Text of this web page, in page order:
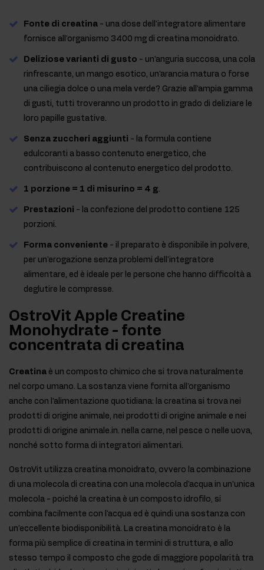
Fonte di creatina - una dose dell'integratore alimentare
fornisce all'organismo 3400 mg di creatina monoidrato.
Deliziose varianti di gusto - un'anguria succosa, una cola
rinfrescante, un mango esotico, un'arancia matura o forse
una ciliegia dolce o una mela verde? Grazie all'ampia gamma
di gusti, tutti troveranno un prodotto in grado di deliziare le
loro papille gustative.
Senza zuccheri aggiunti - la formula contiene
edulcoranti a basso contenuto energetico, che
contribuiscono al contenuto energetico del prodotto.
1 porzione = 1 di misurino = 4 g.
Prestazioni - la confezione del prodotto contiene 125
porzioni.
Forma conveniente - il preparato è disponibile in polvere,
per un'erogazione senza problemi dell'integratore
alimentare, ed è ideale per le persone che hanno difficoltà a
deglutire le compresse.
OstroVit Apple Creatine
Monohydrate - fonte
concentrata di creatina
Creatina è un composto chimico che si trova naturalmente
nel corpo umano. La sostanza viene fornita all'organismo
anche con l'alimentazione quotidiana: la creatina si trova nei
prodotti di origine animale, nei prodotti di origine animale e nei
prodotti di origine animale.in. nella carne, nel pesce o nelle uova,
nonché sotto forma di integratori alimentari.
OstroVit utilizza creatina monoidrato, ovvero la combinazione
di una molecola di creatina con una molecola d'acqua in un'unica
molecola - poiché la creatina è un composto idrofilo, si
combina facilmente con l'acqua ed è quindi una sostanza con
un'eccellente biodisponibilità. La creatina monoidrato è la
forma più semplice di creatina in termini di struttura, e allo
stesso tempo il composto che gode di maggiore popolarità tra